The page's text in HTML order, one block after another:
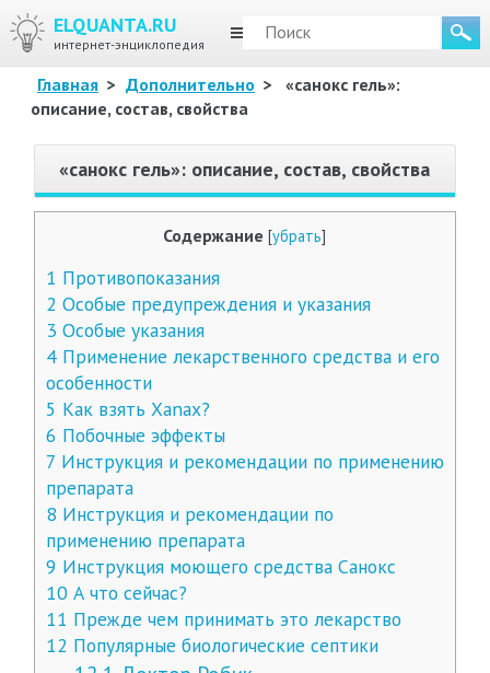
ELQUANTA.RU
интернет-энциклопедия
МЕНЮ
Главная > Дополнительно >
«санокс гель»:
описание, состав, свойства
«санокс гель»: описание, состав, свойства
Содержание [убрать]
1 Противопоказания
2 Особые предупреждения и указания
3 Особые указания
4Применение лекарственного средства и его
особенности
5 Как взять Xanax?
6 Побочные эффекты
7 Инструкция и рекомендации по применению
препарата
8 Инструкция и рекомендации по
применению препарата
9 Инструкция моющего средства Санокс
10А что сейчас?
11 Прежде чем принимать это лекарство
12 Популярные биологические септики